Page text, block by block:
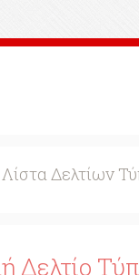
Λίστα Δελτίων
Δελτίο